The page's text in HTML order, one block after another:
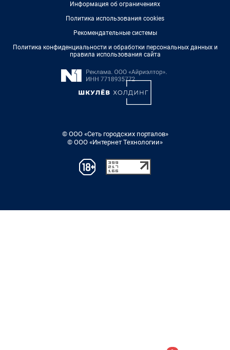
Информация об ограничениях
Политика использования cookies
Рекомендательные системы
Политика конфиденциальности и обработки персональных данных и
правила использования сайта
© ООО «Сеть городских порталов»
© ООО «Интернет Технологии»